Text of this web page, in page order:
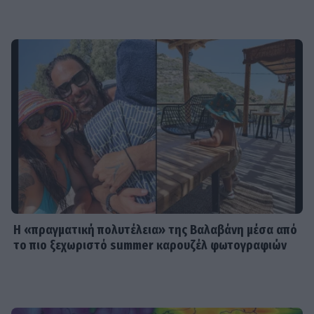
Συγκινεί η Ανθή Βούλγαρη: «Χωρίς
εσένα το φετινό καλοκαίρι θα ήταν
το δυσκολότερο της ζωής μου»
SHOWBIZ
Δίπλα στο απέραντο γαλάζιο η
Μαριαλένα Ρουμελιώτη γιορτάζει
τους δυο πρώτους μήνες με τον γιο
της
Μαγνήτισε τα βλέμματα με το
Η «πραγματική πολυτέλεια» της Βαλαβάνη μέσα από
το πιο ξεχωριστό summer καρουζέλ φωτογραφιών